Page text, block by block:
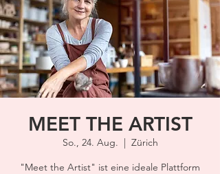
MEET THE ARTIST
So., 24. Aug.
  |
Zürich
"Meet the Artist" ist eine ideale Plattform